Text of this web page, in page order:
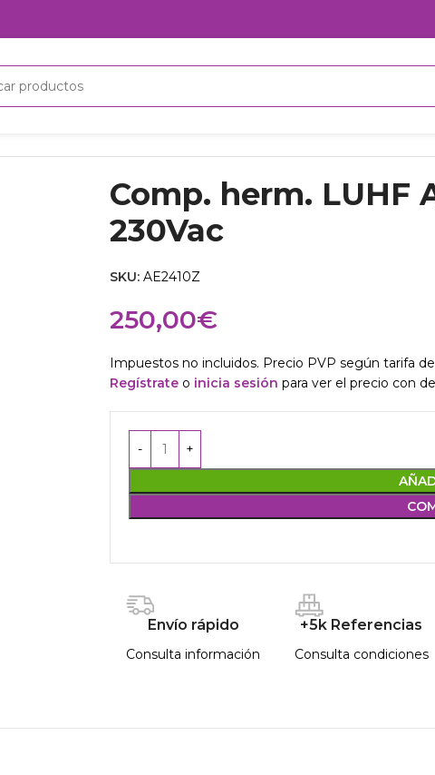
Comp. herm. LUHF
230Vac
SKU: AE2410Z
250,00€
Impuestos no incluidos. Precio PVP según tarifa
Regístrateo inicia sesión para ver el precio con
Envío rápido
Consulta información
+5k Referencias
Consulta condiciones